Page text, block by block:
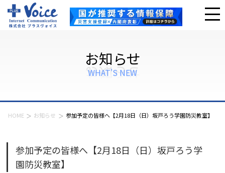
お知らせ
WHAT'S NEW
HOME お知らせ 参加予定の皆様へ【2月18日（日）坂戸ろう学園防災教室】
参加予定の皆様へ【2月18日（日）坂戸ろう学
園防災教室】